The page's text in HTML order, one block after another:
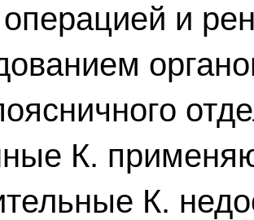
и
К.
К.